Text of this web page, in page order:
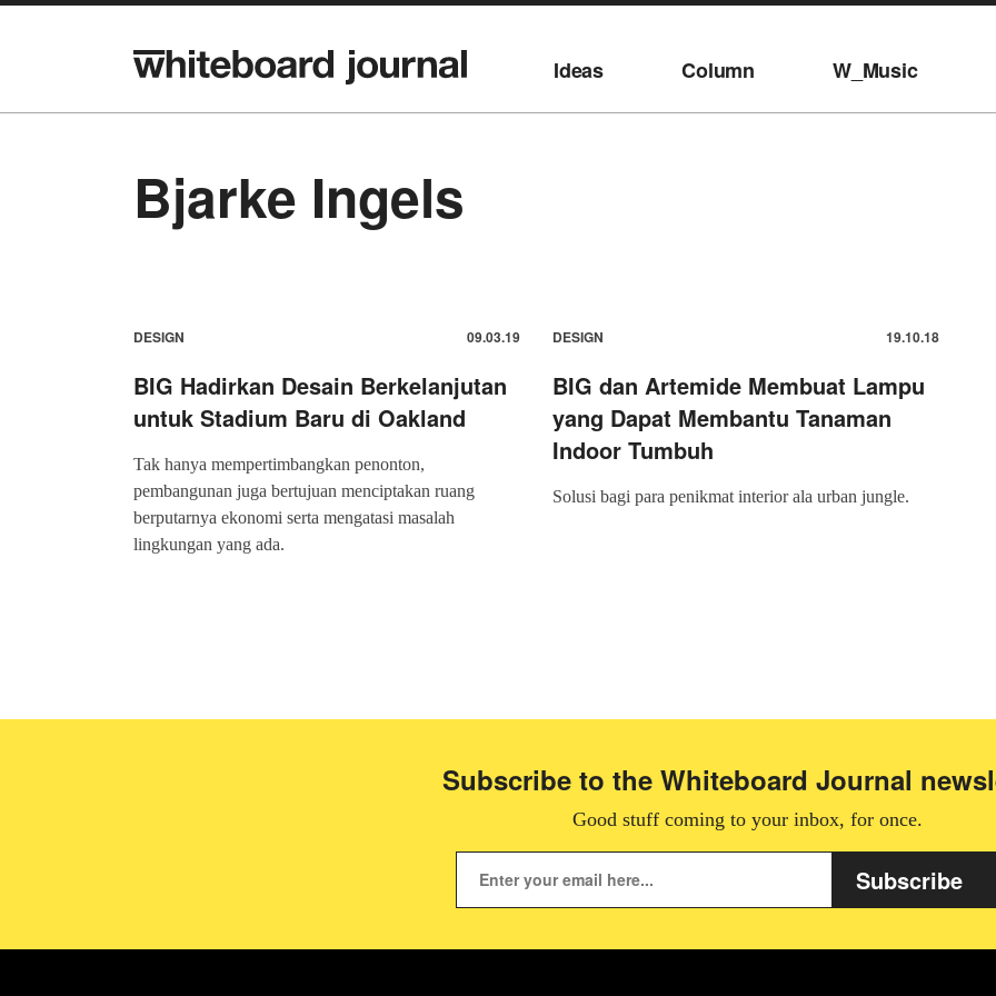
Ideas Column W_Music
Bjarke Ingels
DESIGN 09.03.19
BIG Hadirkan Desain Berkelanjutan
untuk Stadium Baru di Oakland
Tak hanya mempertimbangkan penonton,
pembangunan juga bertujuan menciptakan ruang
berputarnya ekonomi serta mengatasi masalah
lingkungan yang ada.
DESIGN 19.10.18
BIG dan Artemide Membuat Lampu
yang Dapat Membantu Tanaman
Indoor Tumbuh
Solusi bagi para penikmat interior ala urban jungle.
Subscribe to the Whiteboard Journal
Good stuff coming to your inbox, for once.
Subscribe